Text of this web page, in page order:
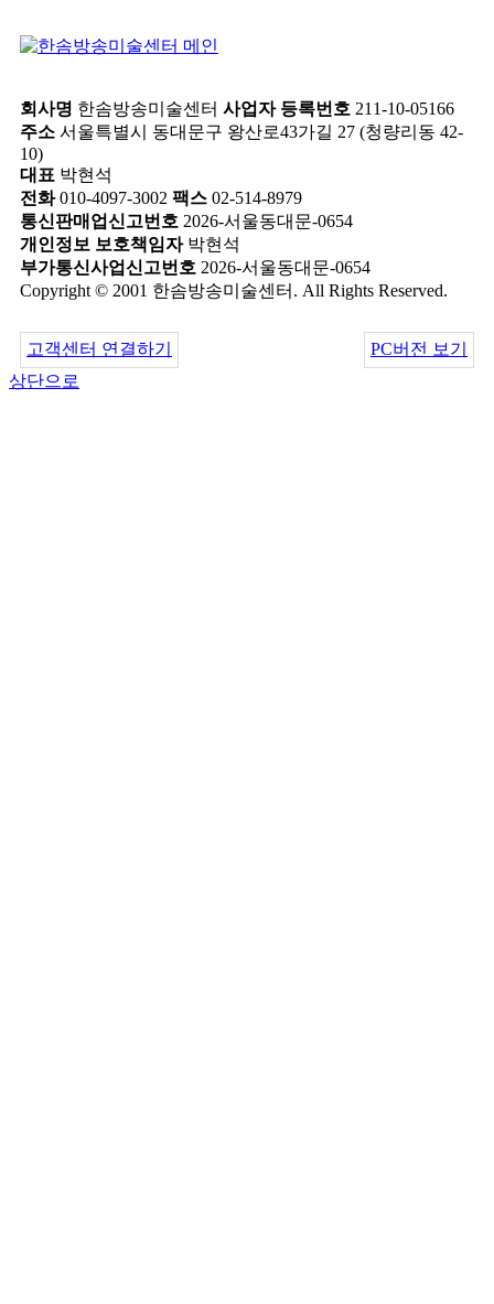
회사명 한솜방송미술센터 사업자 등록번호 211-10-05166
주소 서울특별시 동대문구 왕산로43가길 27 (청량리동 42-
10)
대표 박현석
전화010-4097-3002 팩스 02-514-8979
통신판매업신고번호 2026-서울동대문-0654
개인정보 보호책임자박현석
부가통신사업신고번호 2026-서울동대문-0654
Copyright © 2001 한솜방송미술센터. All Rights Reserved.
고객센터 연결하기
PC버전 보기
상단으로